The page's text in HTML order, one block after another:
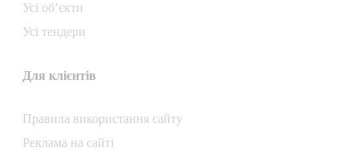
Усі об’єкти
Усі тендери
Для клієнтів
Правила використання сайту
Реклама на сайті